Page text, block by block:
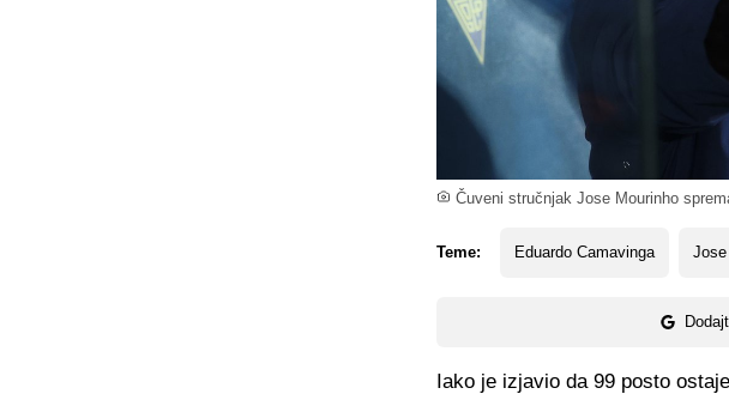
Čuveni stručnjak Jose Mourinho
Teme: Eduardo Camavinga
Iako je izjavio da 99 posto